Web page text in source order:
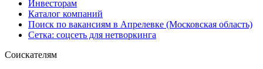
Инвесторам
Каталог компаний
Поиск по вакансиям в Апрелевке (Московская область)
Сетка: соцсеть для нетворкинга
Соискателям